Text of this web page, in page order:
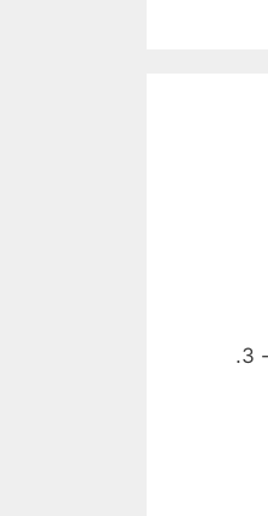
המדעי: שנות ה-20 של המאה ה-20; 2. גישת יחסי אנוש: שנות ה- 90-40 של המאה ה- 20; ו- 3.